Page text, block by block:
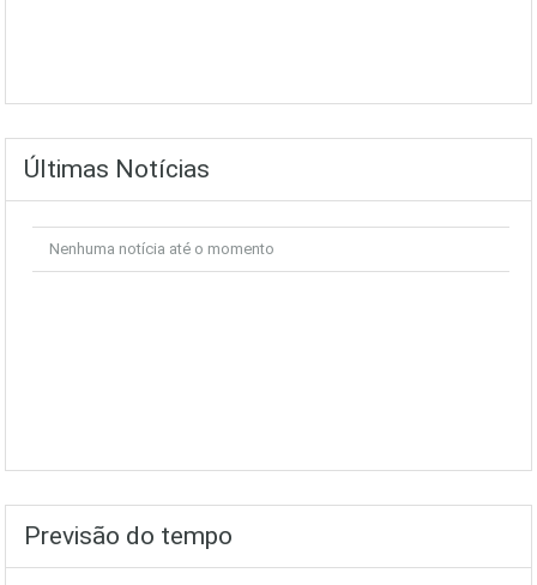
Últimas Notícias
Nenhuma notícia até o momento
Previsão do tempo